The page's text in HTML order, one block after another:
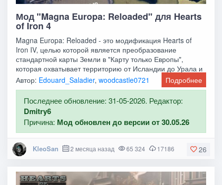
Мод "Magna Europa: Reloaded" для Hearts
of Iron 4
Magna Europa: Reloaded - это модификация Hearts of
Iron IV, целью которой является преобразование
стандартной карты Земли в "Карту только Европы",
которая охватывает территорию от Исландии до Урала и
Автор: Edouard_Saladier,woodcastle0721 Подробнее
Последнее обновление: 31-05-2026. Редактор:
Dmitry6
Причина: Мод обновлен до версии от 30.05.26
26
KleoSan 2 месяца назад 65 324 17186